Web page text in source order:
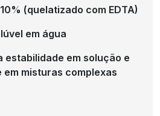
(quelatizado com EDTA)
em água
estabilidade em solução e
em misturas complexas